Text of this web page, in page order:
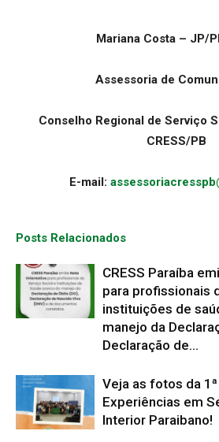
Mariana Costa – JP/
Assessoria de
Conselho Regional de Serviço
CRESS/PB
E-mail:
Posts Relacionados
CRESS Paraíba
para profissionais
instituições de
manejo da
Declaração de...
Veja as fotos da
Experiências em
Interior Paraibano!